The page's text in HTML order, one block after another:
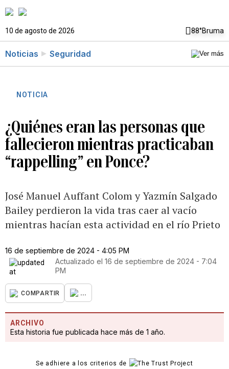
10 de agosto de 2026 88°Bruma
Noticias Seguridad
NOTICIA
¿Quiénes eran las personas que
fallecieron mientras practicaban
“rappelling” en Ponce?
José Manuel Auffant Colom y Yazmín Salgado
Bailey perdieron la vida tras caer al vacío
mientras hacían esta actividad en el río Prieto
16 de septiembre de 2024 - 4:05 PM
Actualizado el16 de septiembre de 2024 - 7:04
PM
COMPARTIR ...
ARCHIVO
Esta historia fue publicada hace más de 1 año.
Se adhiere a los criterios de